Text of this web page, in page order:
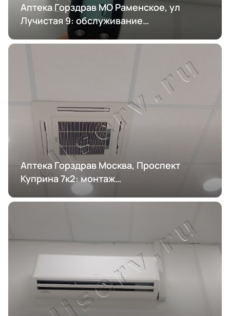
Аптека Горздрав МО Раменское, ул
Лучистая 9: обслуживание
кондиционирования
Аптека Горздрав Москва, Проспект
Куприна 7к2: монтаж
кондиционирования